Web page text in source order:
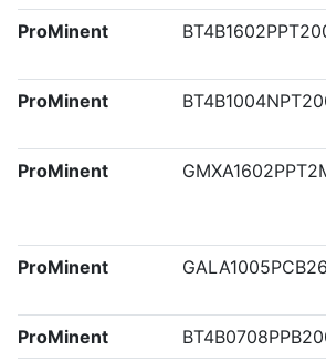
ProMinent
ProMinent
ProMinent
ProMinent
ProMinent